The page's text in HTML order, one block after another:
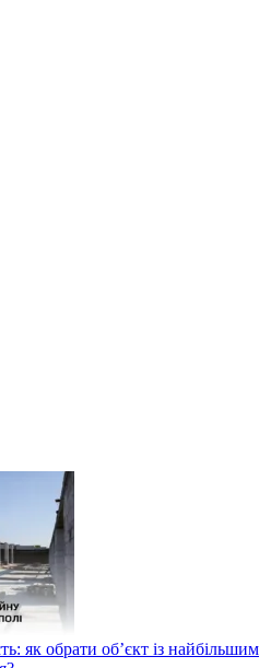
як обрати об’єкт із найбільшим